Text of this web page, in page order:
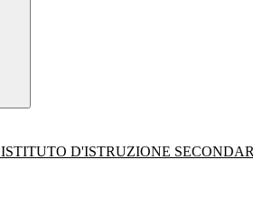
ISTITUTO D'ISTRUZIONE